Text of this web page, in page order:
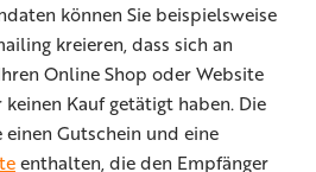
können Sie beispielsweise
kreieren, dass sich an
Online Shop oder Website
Kauf getätigt haben. Die
Gutschein und eine
enthalten, die den Empfänger